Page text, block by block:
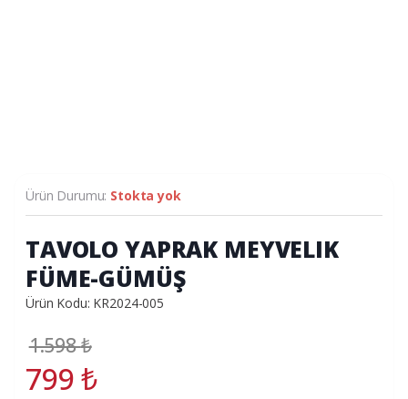
Ürün Durumu: Stokta yok
TAVOLO YAPRAK MEYVELIK
FÜME-GÜMÜŞ
Ürün Kodu: KR2024-005
1.598₺
799₺